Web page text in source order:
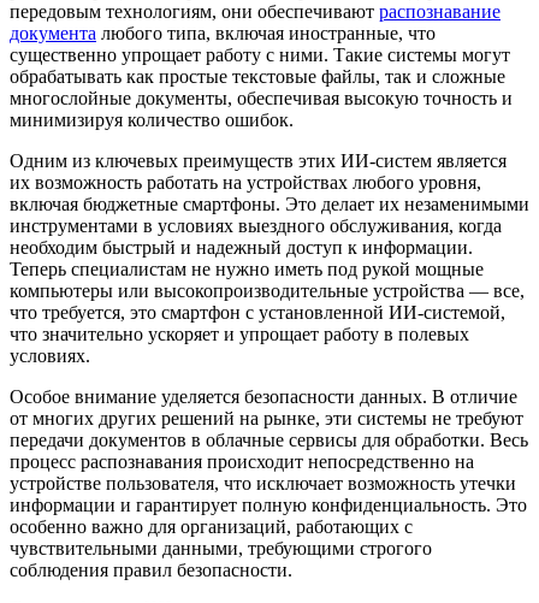
передовым технологиям, они обеспечивают распознавание
документа любого типа, включая иностранные, что
существенно упрощает работу с ними. Такие системы могут
обрабатывать как простые текстовые файлы, так и сложные
многослойные документы, обеспечивая высокую точность и
минимизируя количество ошибок.
Одним из ключевых преимуществ этих ИИ-систем является
их возможность работать на устройствах любого уровня,
включая бюджетные смартфоны. Это делает их незаменимыми
инструментами в условиях выездного обслуживания, когда
необходим быстрый и надежный доступ к информации.
Теперь специалистам не нужно иметь под рукой мощные
компьютеры или высокопроизводительные устройства — все,
что требуется, это смартфон с установленной ИИ-системой,
что значительно ускоряет и упрощает работу в полевых
условиях.
Особое внимание уделяется безопасности данных. В отличие
от многих других решений на рынке, эти системы не требуют
передачи документов в облачные сервисы для обработки. Весь
процесс распознавания происходит непосредственно на
устройстве пользователя, что исключает возможность утечки
информации и гарантирует полную конфиденциальность. Это
особенно важно для организаций, работающих с
чувствительными данными, требующими строгого
соблюдения правил безопасности.